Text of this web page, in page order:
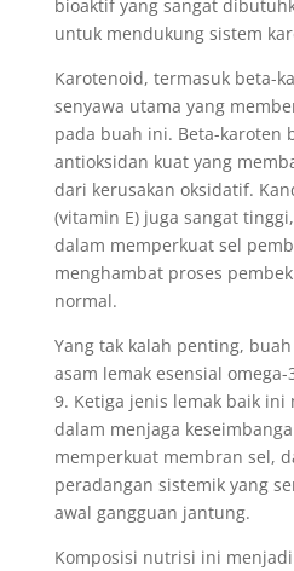
bioaktif yang sangat
untuk mendukung sistem
Karotenoid, termasuk beta-
senyawa utama yang
pada buah ini. Beta-karoten
antioksidan kuat yang
dari kerusakan oksidatif.
(vitamin E) juga sangat
dalam memperkuat sel
menghambat proses
normal.
Yang tak kalah penting,
asam lemak esensial
9. Ketiga jenis lemak baik
dalam menjaga
memperkuat membran sel,
peradangan sistemik yang
awal gangguan jantung.
Komposisi nutrisi ini